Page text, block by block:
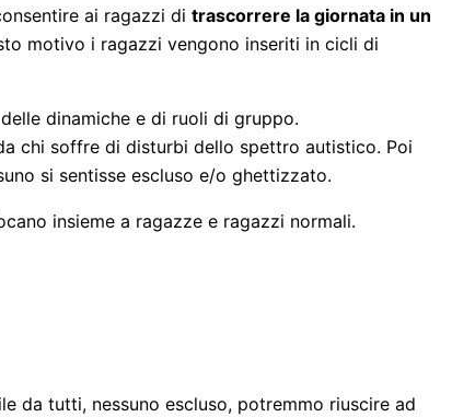
ai ragazzi di trascorrere la giornata in un
motivo i ragazzi vengono inseriti in cicli di
dinamiche e di ruoli di gruppo.
chi soffre di disturbi dello spettro autistico. Poi
si sentisse escluso e/o ghettizzato.
insieme a ragazze e ragazzi normali.
da tutti, nessuno escluso, potremmo riuscire ad